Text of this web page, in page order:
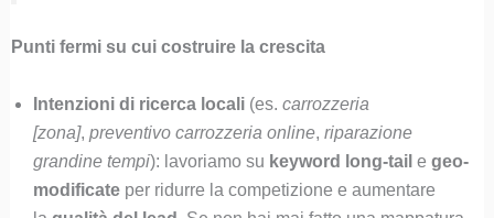
Punti fermi su cui costruire la crescita
Intenzioni di ricerca locali(es. carrozzeria
[zona], preventivo carrozzeria online, riparazione
grandine tempi): lavoriamo su keyword long-tail e geo-
modificateper ridurre la competizione e aumentare